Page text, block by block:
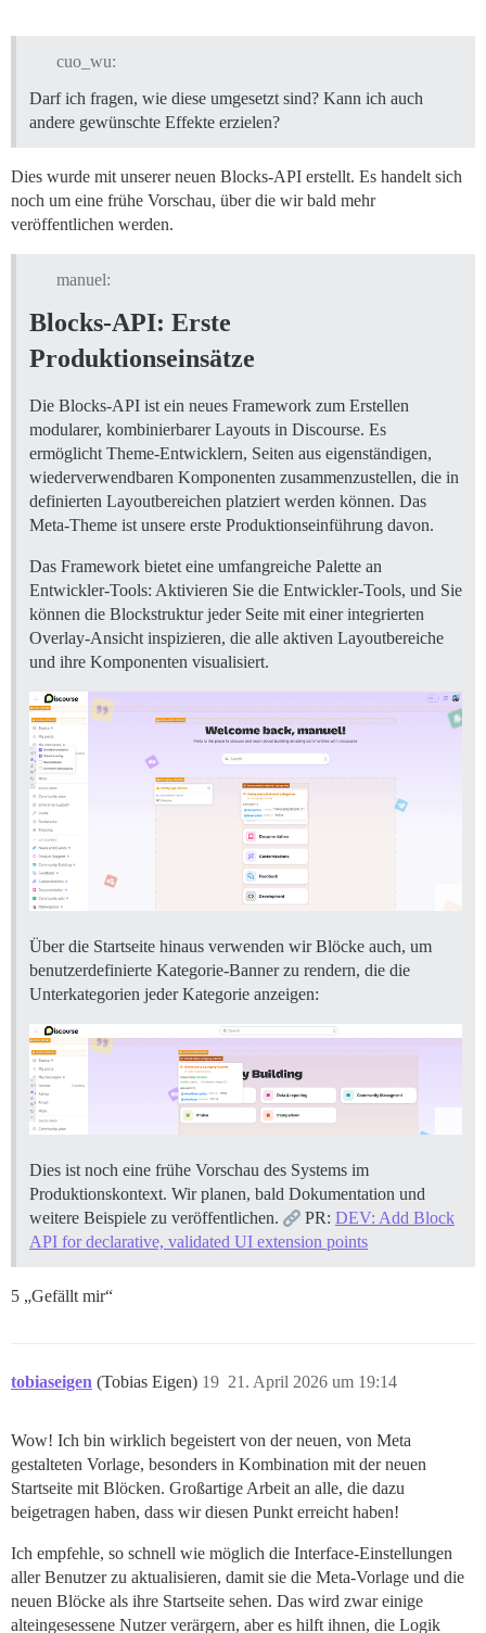
cuo_wu:
Darf ich fragen, wie diese umgesetzt sind? Kann ich auch
andere gewünschte Effekte erzielen?
Dies wurde mit unserer neuen Blocks-API erstellt. Es handelt sich
noch um eine frühe Vorschau, über die wir bald mehr
veröffentlichen werden.
manuel:
Blocks-API: Erste
Produktionseinsätze
Die Blocks-API ist ein neues Framework zum Erstellen
modularer, kombinierbarer Layouts in Discourse. Es
ermöglicht Theme-Entwicklern, Seiten aus eigenständigen,
wiederverwendbaren Komponenten zusammenzustellen, die in
definierten Layoutbereichen platziert werden können. Das
Meta-Theme ist unsere erste Produktionseinführung davon.
Das Framework bietet eine umfangreiche Palette an
Entwickler-Tools: Aktivieren Sie die Entwickler-Tools, und Sie
können die Blockstruktur jeder Seite mit einer integrierten
Overlay-Ansicht inspizieren, die alle aktiven Layoutbereiche
und ihre Komponenten visualisiert.
Über die Startseite hinaus verwenden wir Blöcke auch, um
benutzerdefinierte Kategorie-Banner zu rendern, die die
Unterkategorien jeder Kategorie anzeigen:
Dies ist noch eine frühe Vorschau des Systems im
Produktionskontext. Wir planen, bald Dokumentation und
weitere Beispiele zu veröffentlichen.
PR: DEV: Add Block
API for declarative, validated UI extension points
5 „Gefällt mir“
tobiaseigen (Tobias Eigen) 21. April 2026 um 19:14
19
Wow! Ich bin wirklich begeistert von der neuen, von Meta
gestalteten Vorlage, besonders in Kombination mit der neuen
Startseite mit Blöcken. Großartige Arbeit an alle, die dazu
beigetragen haben, dass wir diesen Punkt erreicht haben!
Ich empfehle, so schnell wie möglich die Interface-Einstellungen
aller Benutzer zu aktualisieren, damit sie die Meta-Vorlage und die
neuen Blöcke als ihre Startseite sehen. Das wird zwar einige
alteingesessene Nutzer verärgern, aber es hilft ihnen, die Logik